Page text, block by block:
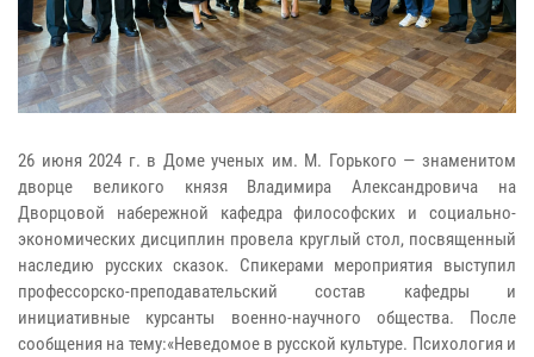
26 июня 2024 г. в Доме ученых им. М. Горького — знаменитом
дворце великого князя Владимира Александровича на
Дворцовой набережной кафедра философских и социально-
экономических дисциплин провела круглый стол, посвященный
наследию русских сказок. Спикерами мероприятия выступил
профессорско-преподавательский состав кафедры и
инициативные курсанты военно-научного общества. После
сообщения на тему:«Неведомое в русской культуре. Психология и